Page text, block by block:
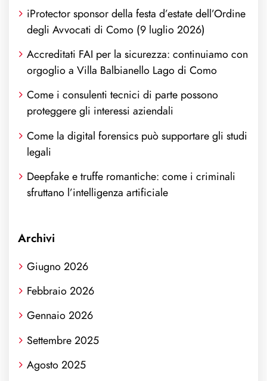
iProtector sponsor della festa d’estate dell’Ordine
degli Avvocati di Como (9 luglio 2026)
Accreditati FAI per la sicurezza: continuiamo con
orgoglio a Villa Balbianello Lago di Como
Come i consulenti tecnici di parte possono
proteggere gli interessi aziendali
Come la digital forensics può supportare gli studi
legali
Deepfake e truffe romantiche: come i criminali
sfruttano l’intelligenza artificiale
Archivi
Giugno 2026
Febbraio 2026
Gennaio 2026
Settembre 2025
Agosto 2025